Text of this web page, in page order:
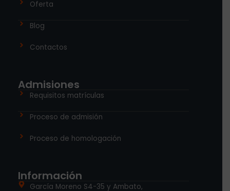
Oferta
Blog
Contactos
Admisiones
Requisitos matrículas
Proceso de admisión
Proceso de homologación
Información
García Moreno S4-35 y Ambato,